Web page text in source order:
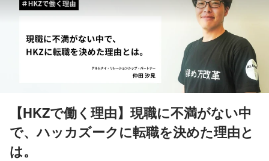
【HKZで働く理由】現職に不満がない中
で、ハッカズークに転職を決めた理由と
は。